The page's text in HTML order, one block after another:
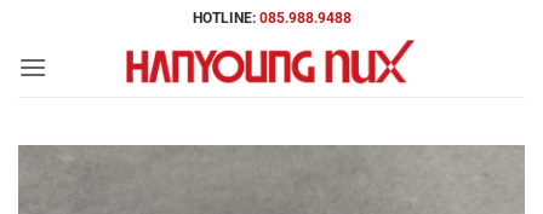
nội
HOTLINE: 085.988.9488